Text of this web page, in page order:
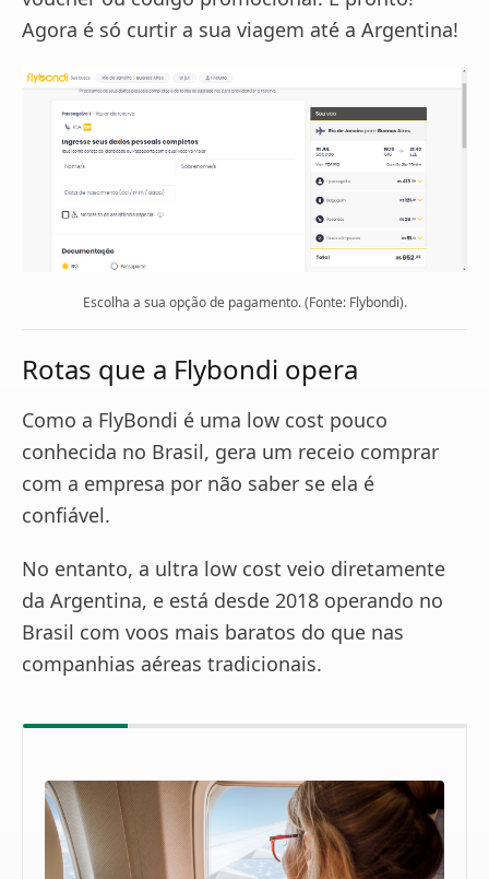
Agora é só curtir a sua viagem até a Argentina!
Escolha a sua opção de pagamento. (Fonte: Flybondi).
Rotas que a Flybondi opera
Como a FlyBondi é uma low cost pouco
conhecida no Brasil, gera um receio comprar
com a empresa por não saber se ela é
confiável.
No entanto, a ultra low cost veio diretamente
da Argentina, e está desde 2018 operando no
Brasil com voos mais baratos do que nas
companhias aéreas tradicionais.